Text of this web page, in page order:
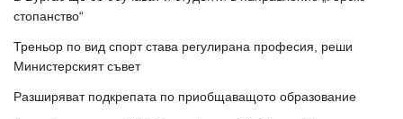
стопанство“
Треньор по вид спорт става регулирана професия, реши
Министерският съвет
Разширяват подкрепата по приобщаващото образование